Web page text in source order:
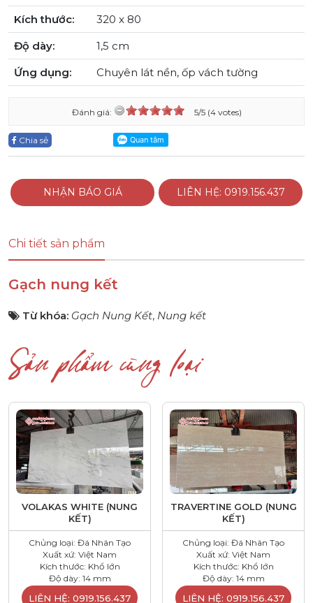
Kích thước:
320 x 80
Độ dày:
1,5 cm
Ứng dụng:
Chuyên lát nền, ốp vách tường
Đánh giá: 5/5 (4 votes)
Chia sẻ
NHẬN BÁO GIÁ LIÊN HỆ: 0919.156.437
Chi tiết sản phẩm
Gạch nung kết
Từ khóa: Gạch Nung Kết, Nung kết
Sản phẩm cùng loại
VOLAKAS WHITE (NUNG
KẾT)
Chủng loại: Đá Nhân Tạo
Xuất xứ: Việt Nam
Kích thước: Khổ lớn
Độ dày: 14 mm
LIÊN HỆ: 0919.156.437
TRAVERTINE GOLD (NUNG
KẾT)
Chủng loại: Đá Nhân Tạo
Xuất xứ: Việt Nam
Kích thước: Khổ lớn
Độ dày: 14 mm
LIÊN HỆ: 0919.156.437